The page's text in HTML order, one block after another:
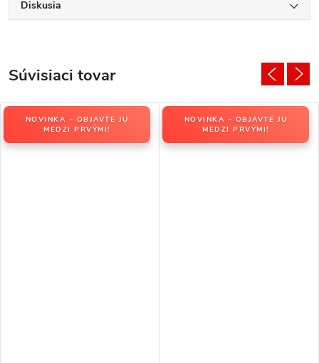
Diskusia
Súvisiaci tovar
NOVINKA – OBJAVTE JU
MEDZI PRVÝMI!
NOVINKA – OBJAVTE JU
MEDZI PRVÝMI!